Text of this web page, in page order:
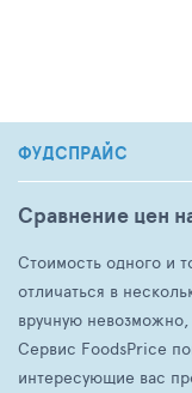
ФУДСПРАЙС
Сравнение цен
Стоимость одного и
отличаться в
вручную
Сервис FoodsPrice
интересующие вас